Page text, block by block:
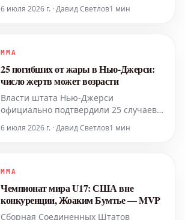
серьезными трудностями. Несмотря
репутация пошатнулась. Главной
дочь Ингрид Александра. Кор
6 июля 2026 г. · Давид Светлов1 мин
MMA
25 погибших от жары в Нью-Джерси:
число жертв может возрасти
Власти штата Нью-Джерси
официально подтвердили 25 случаев
волной жары, которая началась в
погодные условия остаются
6 июля 2026 г. · Давид Светлов1 мин
MMA
Чемпионат мира U17: США вне
конкуренции, Жоаким Бумтье — MVP
Сборная Соединенных Штатов